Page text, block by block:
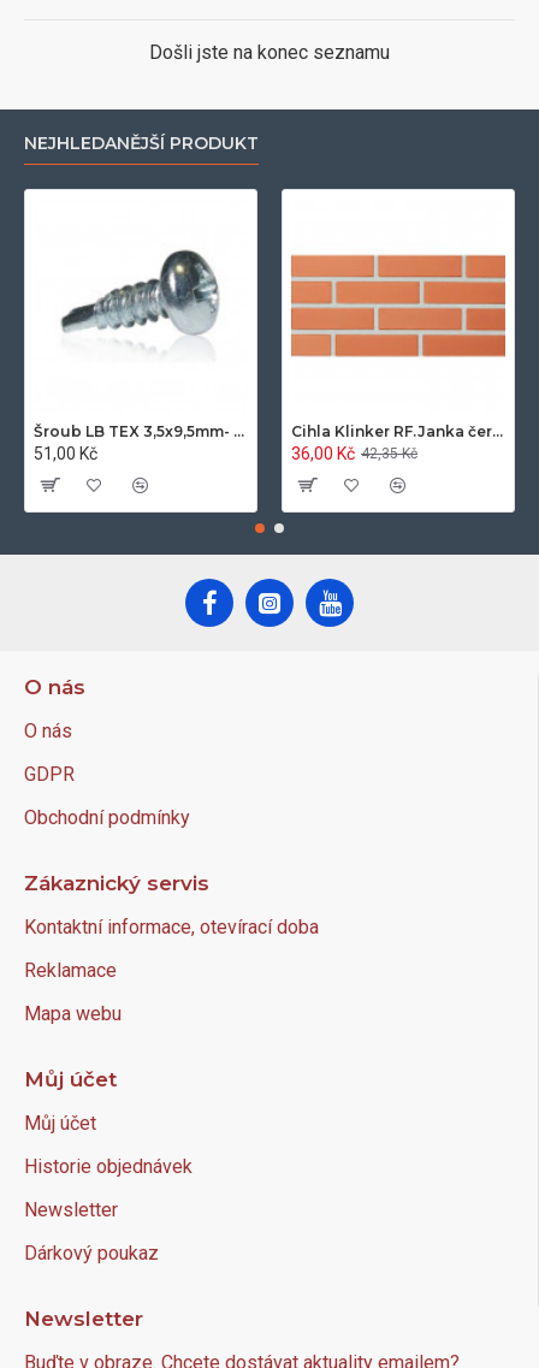
Došli jste na konec seznamu
NEJHLEDANĚJŠÍ PRODUKT
Šroub LB TEX 3,5x9,5mm- 100ks/bal.-zinek
51,00 Kč
Cihla Klinker RF.Janka červená světlá 25x12x6,5cm- 420ks/pal.
36,00 Kč 42,35 Kč
O nás
O nás
GDPR
Obchodní podmínky
Zákaznický servis
Kontaktní informace, otevírací doba
Reklamace
Mapa webu
Můj účet
Můj účet
Historie objednávek
Newsletter
Dárkový poukaz
Newsletter
Buďte v obraze. Chcete dostávat aktuality emailem?